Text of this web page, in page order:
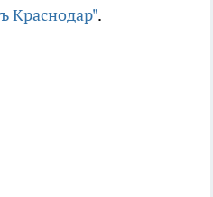
Краснодар".